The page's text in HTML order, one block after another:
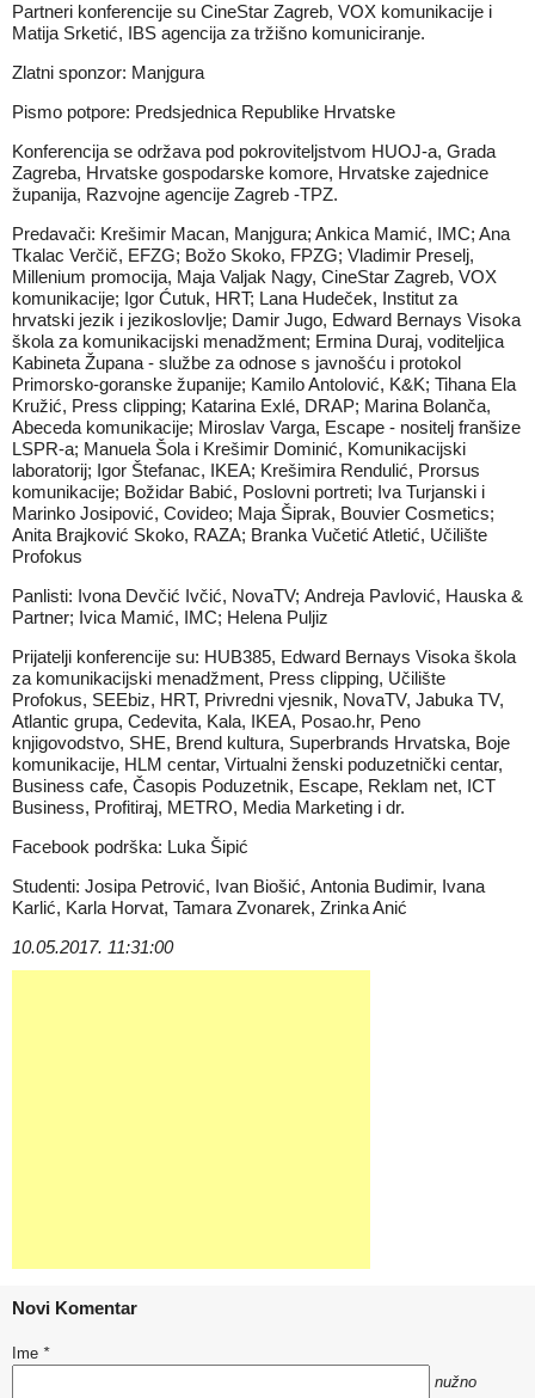
Partneri konferencije su CineStar Zagreb, VOX komunikacije i
Matija Srketić, IBS agencija za tržišno komuniciranje.
Zlatni sponzor: Manjgura
Pismo potpore: Predsjednica Republike Hrvatske
Konferencija se održava pod pokroviteljstvom HUOJ-a, Grada
Zagreba, Hrvatske gospodarske komore, Hrvatske zajednice
županija, Razvojne agencije Zagreb -TPZ.
Predavači: Krešimir Macan, Manjgura; Ankica Mamić, IMC; Ana
Tkalac Verčič, EFZG; Božo Skoko, FPZG; Vladimir Preselj,
Millenium promocija, Maja Valjak Nagy, CineStar Zagreb, VOX
komunikacije; Igor Ćutuk, HRT; Lana Hudeček, Institut za
hrvatski jezik i jezikoslovlje; Damir Jugo, Edward Bernays Visoka
škola za komunikacijski menadžment; Ermina Duraj, voditeljica
Kabineta Župana - službe za odnose s javnošću i protokol
Primorsko-goranske županije; Kamilo Antolović, K&K; Tihana Ela
Kružić, Press clipping; Katarina Exlé, DRAP; Marina Bolanča,
Abeceda komunikacije; Miroslav Varga, Escape - nositelj franšize
LSPR-a; Manuela Šola i Krešimir Dominić, Komunikacijski
laboratorij; Igor Štefanac, IKEA; Krešimira Rendulić, Prorsus
komunikacije; Božidar Babić, Poslovni portreti; Iva Turjanski i
Marinko Josipović, Covideo; Maja Šiprak, Bouvier Cosmetics;
Anita Brajković Skoko, RAZA; Branka Vučetić Atletić, Učilište
Profokus
Panlisti: Ivona Devčić Ivčić, NovaTV; Andreja Pavlović, Hauska &
Partner; Ivica Mamić, IMC; Helena Puljiz
Prijatelji konferencije su: HUB385, Edward Bernays Visoka škola
za komunikacijski menadžment, Press clipping, Učilište
Profokus, SEEbiz, HRT, Privredni vjesnik, NovaTV, Jabuka TV,
Atlantic grupa, Cedevita, Kala, IKEA, Posao.hr, Peno
knjigovodstvo, SHE, Brend kultura, Superbrands Hrvatska, Boje
komunikacije, HLM centar, Virtualni ženski poduzetnički centar,
Business cafe, Časopis Poduzetnik, Escape, Reklam net, ICT
Business, Profitiraj, METRO, Media Marketing i dr.
Facebook podrška: Luka Šipić
Studenti: Josipa Petrović, Ivan Biošić, Antonia Budimir, Ivana
Karlić, Karla Horvat, Tamara Zvonarek, Zrinka Anić
10.05.2017. 11:31:00
Novi Komentar
Ime *
nužno